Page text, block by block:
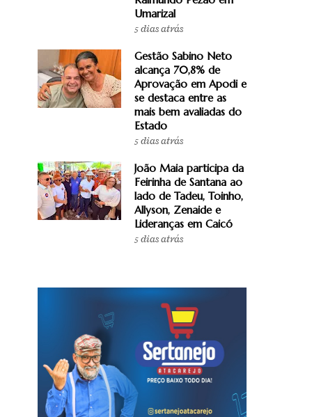
Umarizal
5 dias atrás
Gestão Sabino Neto
alcança 70,8% de
Aprovação em Apodi e
se destaca entre as
mais bem avaliadas do
Estado
5 dias atrás
João Maia participa da
Feirinha de Santana ao
lado de Tadeu, Toinho,
Allyson, Zenaide e
Lideranças em Caicó
5 dias atrás